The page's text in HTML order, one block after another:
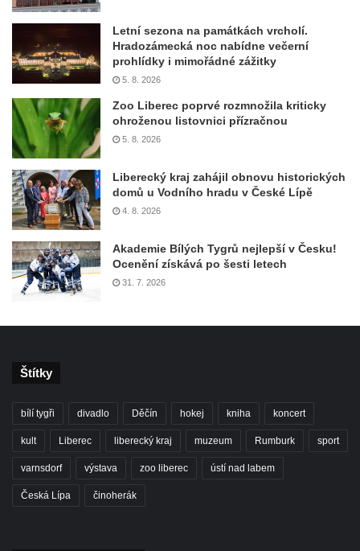
Letní sezona na památkách vrcholí.
Hradozámecká noc nabídne večerní
prohlídky i mimořádné zážitky
5. 8. 2026
Zoo Liberec poprvé rozmnožila kriticky
ohroženou listovnici přízračnou
5. 8. 2026
Liberecký kraj zahájil obnovu historických
domů u Vodního hradu v České Lípě
4. 8. 2026
Akademie Bílých Tygrů nejlepší v Česku!
Ocenění získává po šesti letech
31. 7. 2026
Štítky
bílí tygři divadlo Děčín hokej kniha koncert
kult Liberec liberecký kraj muzeum Rumburk sport
varnsdorf výstava zoo liberec ústí nad labem
Česká Lípa činoherák